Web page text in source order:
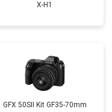
X-H1
GFX 50SII Kit GF35-70mm